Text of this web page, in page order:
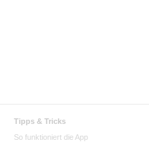
Tipps & Tricks
So funktioniert die App